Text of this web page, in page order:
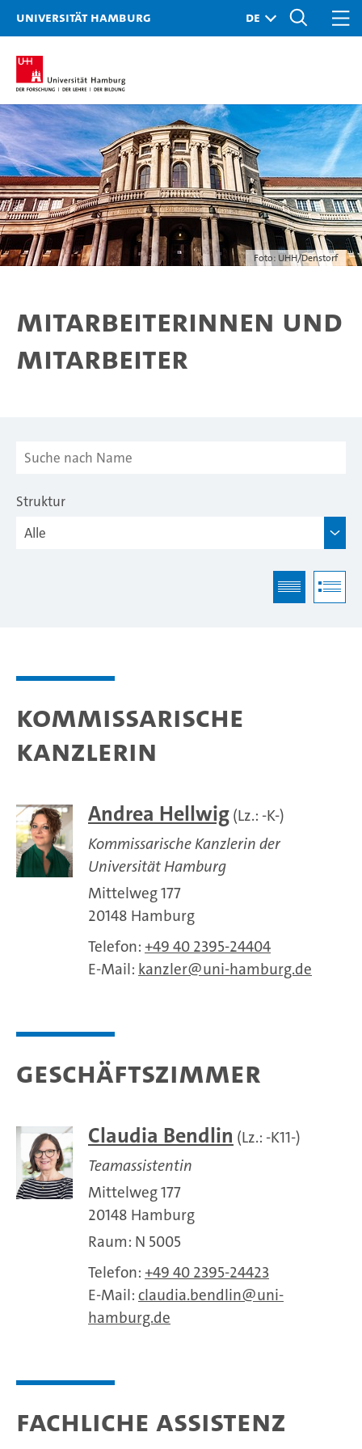
Universität Hamburg
Foto: UHH/Denstorf
Mitarbeiterinnen und
Mitarbeiter
Struktur
Kommissarische
Kanzlerin
Andrea Hellwig (Lz.: -K-)
Kommissarische Kanzlerin der
Universität Hamburg
Mittelweg 177
20148 Hamburg
Telefon: +49 40 2395-24404
E-Mail: kanzler uni-hamburg.de
Geschäftszimmer
Claudia Bendlin (Lz.: -K11-)
Teamassistentin
Mittelweg 177
20148 Hamburg
Raum: N 5005
Telefon: +49 40 2395-24423
E-Mail: claudia.bendlin
uni-
hamburg.de
Fachliche Assistenz